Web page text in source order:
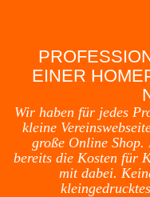
EINER
Wir haben für jedes
kleine
große Online
bereits die Kosten für
mit dabei.